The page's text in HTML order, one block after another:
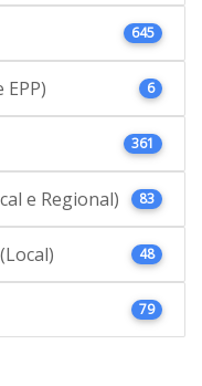
645
6
361
e Regional) 83
48
79